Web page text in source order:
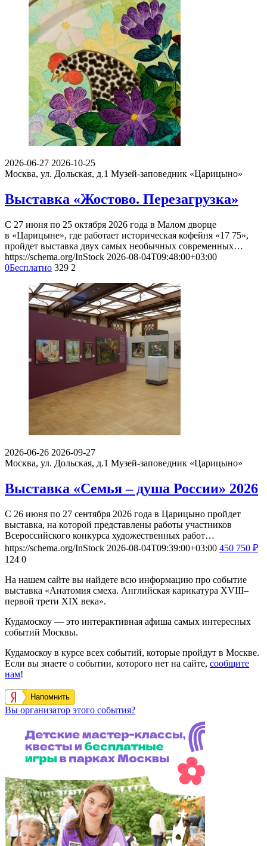
2026-06-27 2026-10-25
Москва, ул. Дольская, д.1 Музей-заповедник «Царицыно»
Выставка «Жостово. Перезагрузка»
С 27 июня по 25 октября 2026 года в Малом дворце
в «Царицыне», где работает историческая кофейня «17 75»,
пройдет выставка двух самых необычных современных…
https://schema.org/InStock 2026-08-04T09:48:00+03:00
0Бесплатно 329 2
2026-06-26 2026-09-27
Москва, ул. Дольская, д.1 Музей-заповедник «Царицыно»
Выставка «Семья – душа России» 2026
С 26 июня по 27 сентября 2026 года в Царицыно пройдет
выставка, на которой представлены работы участников
Всероссийского конкурса художественных работ…
https://schema.org/InStock 2026-08-04T09:39:00+03:00 450 750 ₽
124 0
На нашем сайте вы найдете всю информацию про событие
выставка «Анатомия смеха. Английская карикатура XVIII–
первой трети XIX века».
Кудамоскоу — это интерактивная афиша самых интересных
событий Москвы.
Кудамоскоу в курсе всех событий, которые пройдут в Москве.
Если вы знаете о событии, которого нет на сайте, сообщите
нам!
Напомнить
Вы организатор этого события?